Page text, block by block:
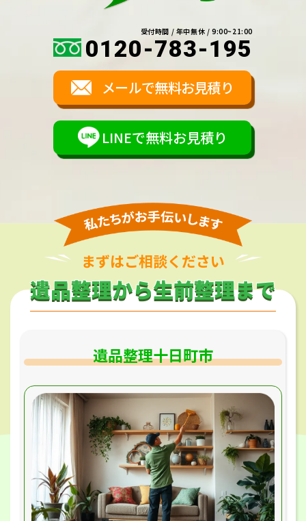
受付時間 / 年中無休 / 9:00~21:00
0120-783-195
メールで無料お見積り
LINEで無料お見積り
まずはご相談ください
遺品整理から生前整理まで
遺品整理から生前整理まで
遺品整理十日町市